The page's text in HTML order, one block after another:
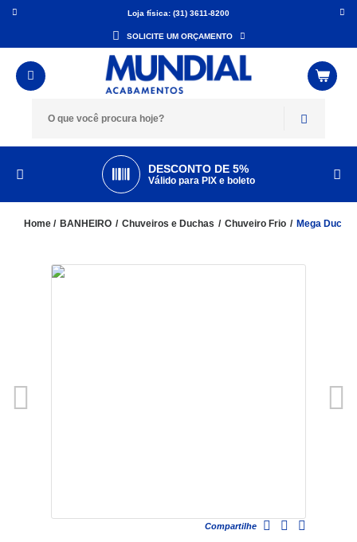
Loja física: (31) 3611-8200
SOLICITE UM ORÇAMENTO
DESCONTO DE 5%
Válido para PIX e boleto
BANHEIRO Chuveiros e Duchas Chuveiro Frio Mega
Compartilhe